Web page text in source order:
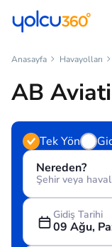
Anasayfa Havayolları
AB
Tek Yön
Nereden?
Şehir veya
Gidiş Tarihi
09 Ağu,